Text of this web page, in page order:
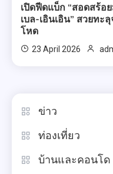
เปิดฟีดแบ็ก “สอดสร้อ
เบล-เอินเอิน” สวยทะ
โหด
23 April 2026
ข่าว
ท่องเที่ยว
บ้านและคอนโด